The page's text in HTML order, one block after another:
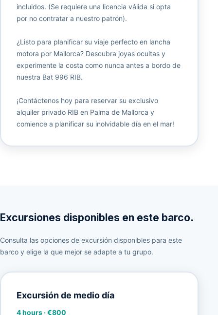
incluidos. (Se requiere una licencia válida si opta
por no contratar a nuestro patrón).
¿Listo para planificar su viaje perfecto en lancha
motora por Mallorca? Descubra joyas ocultas y
experimente la costa como nunca antes a bordo de
nuestra Bat 996 RIB.
¡Contáctenos hoy para reservar su exclusivo
alquiler privado RIB en Palma de Mallorca y
comience a planificar su inolvidable día en el mar!
Excursiones disponibles en este barco.
Consulta las opciones de excursión disponibles para este
barco y elige la que mejor se adapte a tu grupo.
Excursión de medio día
4 hours·€800